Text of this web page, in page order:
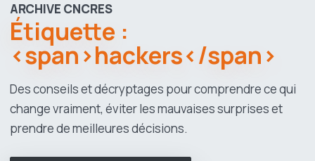
ARCHIVE CNCRES
Étiquette :
<span>hackers</span>
Des conseils et décryptages pour comprendre ce qui
change vraiment, éviter les mauvaises surprises et
prendre de meilleures décisions.